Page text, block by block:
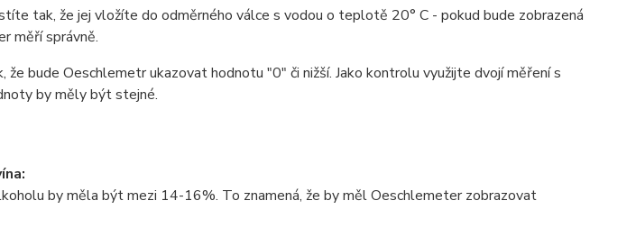
tak, že jej vložíte do odměrného válce s vodou o teplotě 20° C - pokud bude zobrazená
měří správně.
že bude Oeschlemetr ukazovat hodnotu "0" či nižší. Jako kontrolu využijte dvojí měření s
by měly být stejné.
by měla být mezi 14-16%. To znamená, že by měl Oeschlemeter zobrazovat